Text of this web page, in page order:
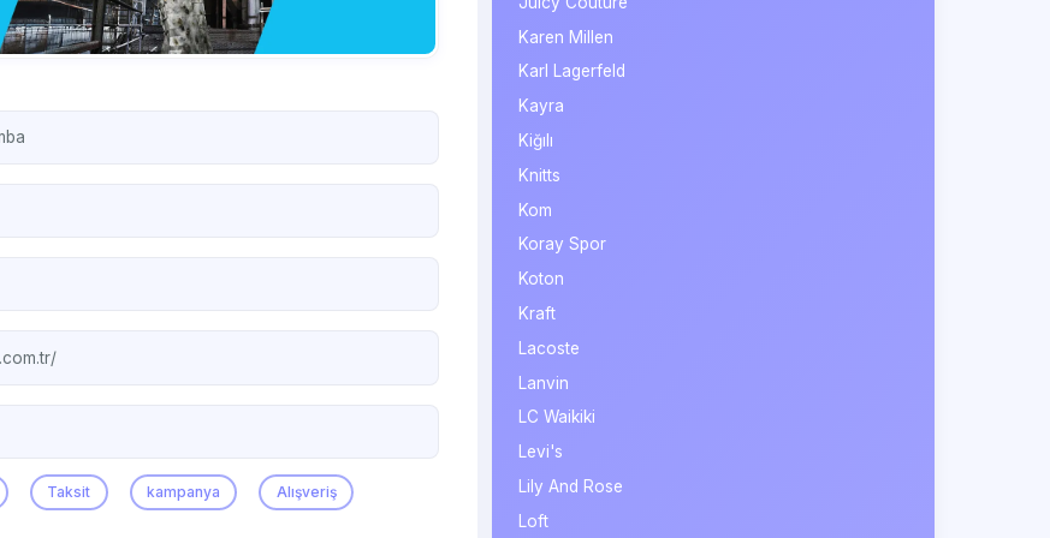
Taksit kampanya Alışveriş
Karen Millen
Karl Lagerfeld
Kayra
Kiğılı
Knitts
Kom
Koray Spor
Koton
Kraft
Lacoste
Lanvin
LC Waikiki
Levi's
Lily And Rose
Loft